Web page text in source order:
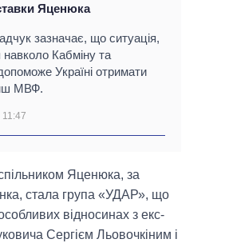
Яценюка
зазначає, що ситуація,
Кабміну та
Україні отримати
МВФ.
Яценюка, за
стала група «УДАР», що
відносинах з екс-
Сергієм Льовочкіним і